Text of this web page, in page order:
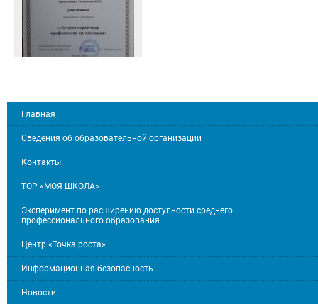
Главная
Сведения об образовательной организации
Контакты
ТОР «МОЯ ШКОЛА»
Эксперимент по расширению доступности среднего
профессионального образования
Центр «Точка роста»
Информационная безопасность
Новости